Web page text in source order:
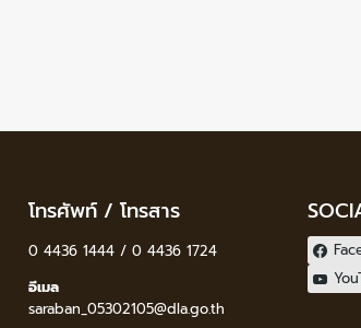
โทรศัพท์ / โทรสาร
0 4436 1444 / 0 4436 1724
อีเมล
saraban_05302105@dla.go.th